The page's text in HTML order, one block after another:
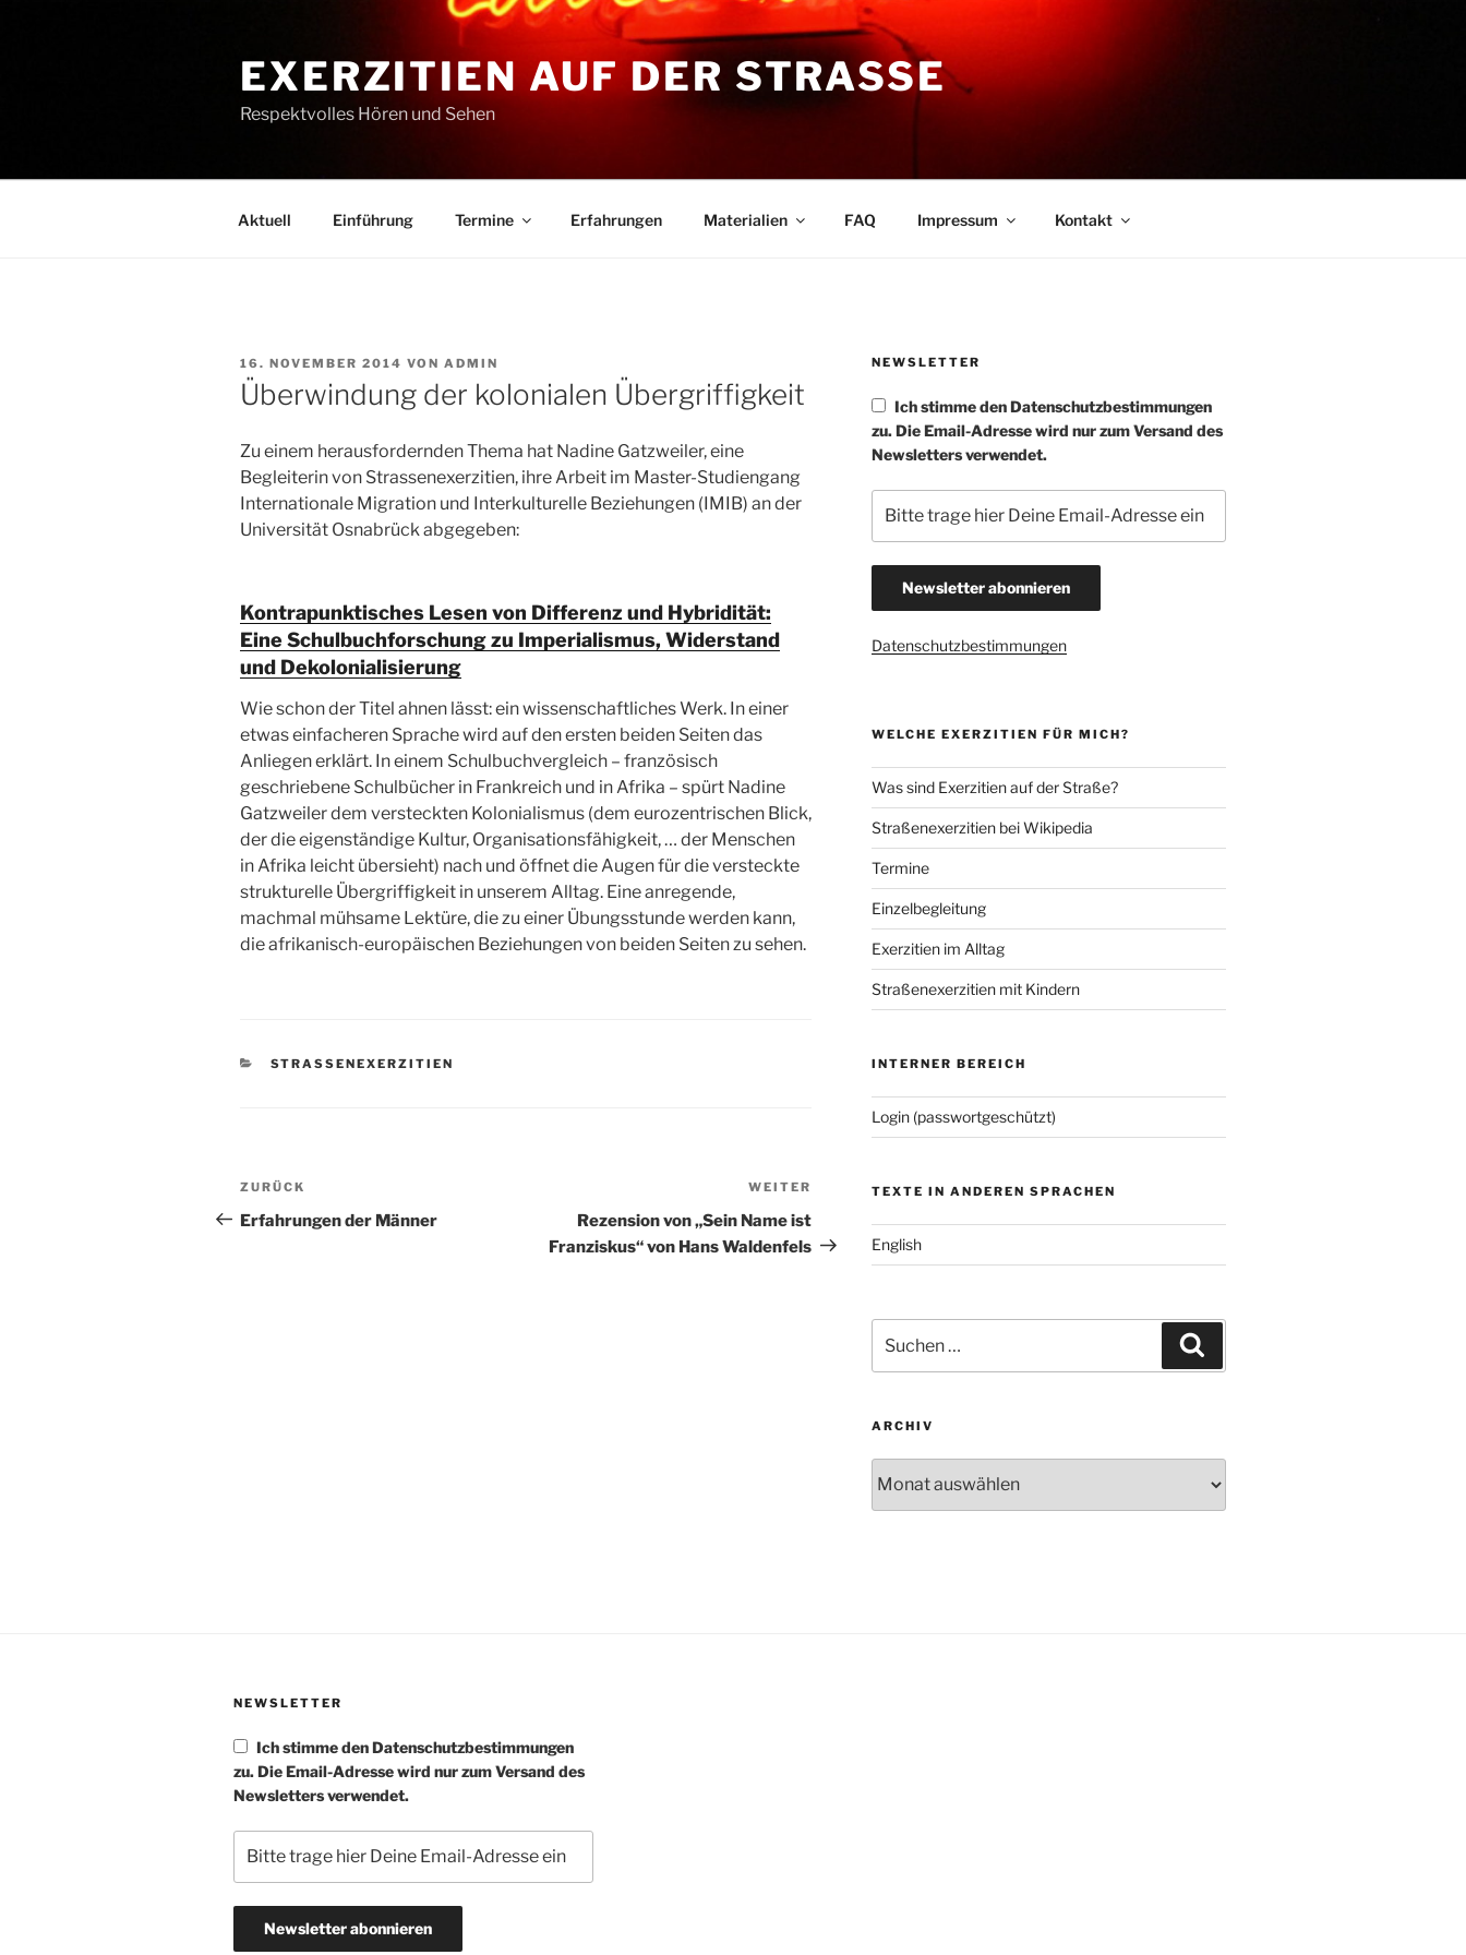
EXERZITIEN AUF DER STRASSE
Respektvolles Hören und Sehen
Aktuell Einführung Termine Erfahrungen Materialien FAQ Impressum Kontakt
VERÖFFENTLICHT
AM
16. NOVEMBER 2014 VON ADMIN
Überwindung der kolonialen Übergriffigkeit
Zu einem herausfordernden Thema hat Nadine Gatzweiler, eine
Begleiterin von Strassenexerzitien, ihre Arbeit im Master-Studiengang
Internationale Migration und Interkulturelle Beziehungen (IMIB) an der
Universität Osnabrück abgegeben:
Kontrapunktisches Lesen von Differenz und Hybridität:
Eine Schulbuchforschung zu Imperialismus, Widerstand
und Dekolonialisierung
Wie schon der Titel ahnen lässt: ein wissenschaftliches Werk. In einer
etwas einfacheren Sprache wird auf den ersten beiden Seiten das
Anliegen erklärt. In einem Schulbuchvergleich – französisch
geschriebene Schulbücher in Frankreich und in Afrika – spürt Nadine
Gatzweiler dem versteckten Kolonialismus (dem eurozentrischen Blick,
der die eigenständige Kultur, Organisationsfähigkeit, … der Menschen
in Afrika leicht übersieht) nach und öffnet die Augen für die versteckte
strukturelle Übergriffigkeit in unserem Alltag. Eine anregende,
machmal mühsame Lektüre, die zu einer Übungsstunde werden kann,
die afrikanisch-europäischen Beziehungen von beiden Seiten zu sehen.
KATEGORIEN
STRASSENEXERZITIEN
Beitragsnavigation
Vorheriger
Beitrag
ZURÜCK
Erfahrungen der Männer
Nächster
Beitrag
WEITER
Rezension von „Sein Name ist
Franziskus“ von Hans Waldenfels
NEWSLETTER
Ich stimme den Datenschutzbestimmungen
zu. Die Email-Adresse wird nur zum Versand des
Newsletters verwendet.
Datenschutzbestimmungen
WELCHE EXERZITIEN FÜR MICH?
Was sind Exerzitien auf der Straße?
Straßenexerzitien bei Wikipedia
Termine
Einzelbegleitung
Exerzitien im Alltag
Straßenexerzitien mit Kindern
INTERNER BEREICH
Login (passwortgeschützt)
TEXTE IN ANDEREN SPRACHEN
English
nach:
ARCHIV
NEWSLETTER
Ich stimme den Datenschutzbestimmungen
zu. Die Email-Adresse wird nur zum Versand des
Newsletters verwendet.